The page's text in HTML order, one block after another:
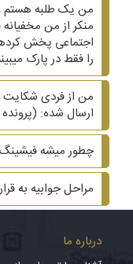
من یک طلبه هستم
منکر از من
اجتماعی پخش
را فقط در پارک
من از فردی شکایت
ارسال شده:
چطور میشه
مراحل جوابیه به
درباره ما